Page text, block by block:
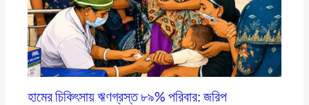
হামের চিকিৎসায় ঋণগ্রস্ত ৮৯% পরিবার: জরিপ